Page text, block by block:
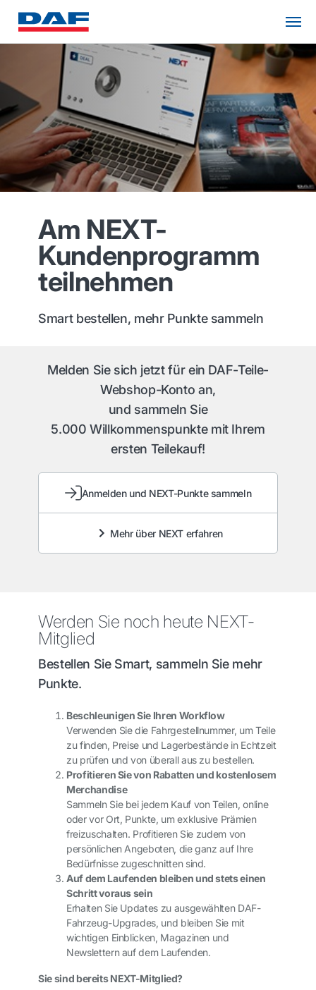
Am NEXT-
Kundenprogramm
teilnehmen
Smart bestellen, mehr Punkte sammeln
Melden Sie sich jetzt für ein DAF-Teile-
Webshop-Konto an,
und sammeln Sie
5.000 Willkommenspunkte mit Ihrem
ersten Teilekauf!
Anmelden und NEXT-Punkte sammeln
Mehr über NEXT erfahren
Werden Sie noch heute NEXT-
Mitglied
Bestellen Sie Smart, sammeln Sie mehr
Punkte.
Beschleunigen Sie Ihren Workflow
Verwenden Sie die Fahrgestellnummer, um Teile
zu finden, Preise und Lagerbestände in Echtzeit
zu prüfen und von überall aus zu bestellen.
Profitieren Sie von Rabatten und kostenlosem
Merchandise
Sammeln Sie bei jedem Kauf von Teilen, online
oder vor Ort, Punkte, um exklusive Prämien
freizuschalten. Profitieren Sie zudem von
persönlichen Angeboten, die ganz auf Ihre
Bedürfnisse zugeschnitten sind.
Auf dem Laufenden bleiben und stets einen
Schritt voraus sein
Erhalten Sie Updates zu ausgewählten DAF-
Fahrzeug-Upgrades, und bleiben Sie mit
wichtigen Einblicken, Magazinen und
Newslettern auf dem Laufenden.
Sie sind bereits NEXT-Mitglied?